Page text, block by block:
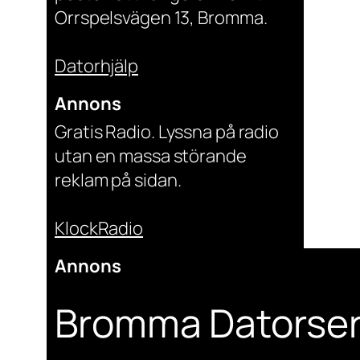
Orrspelsvägen 13, Bromma.
Datorhjälp
Annons
Gratis Radio. Lyssna på radio
utan en massa störande
reklam på sidan.
KlockRadio
Annons
Bromma